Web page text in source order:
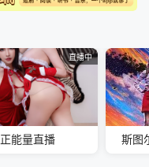
直播中
正能量直播 斯图